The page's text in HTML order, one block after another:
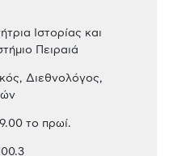
Ιστορίας και
Πειραιά
Διεθνολόγος,
το πρωί.